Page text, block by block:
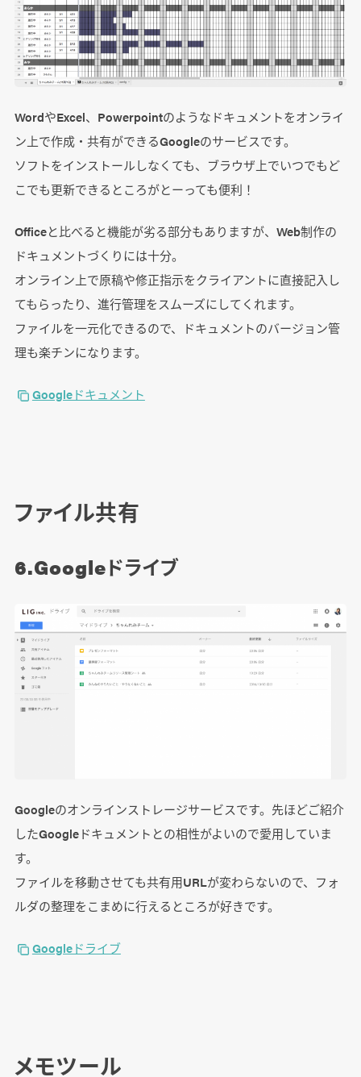
WordやExcel、Powerpointのようなドキュメントをオンライ
ン上で作成・共有ができるGoogleのサービスです。
ソフトをインストールしなくても、ブラウザ上でいつでもど
こでも更新できるところがとーっても便利！
Officeと比べると機能が劣る部分もありますが、Web制作の
ドキュメントづくりには十分。
オンライン上で原稿や修正指示をクライアントに直接記入し
てもらったり、進行管理をスムーズにしてくれます。
ファイルを一元化できるので、ドキュメントのバージョン管
理も楽チンになります。
Googleドキュメント
ファイル共有
6.Googleドライブ
Googleのオンラインストレージサービスです。先ほどご紹介
したGoogleドキュメントとの相性がよいので愛用していま
す。
ファイルを移動させても共有用URLが変わらないので、フォ
ルダの整理をこまめに行えるところが好きです。
Googleドライブ
メモツール